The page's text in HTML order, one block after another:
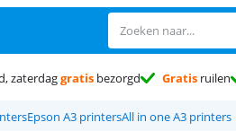
zaterdaggratis bezorgd Gratis ruilen
Epson A3 printersAll in one A3 printers